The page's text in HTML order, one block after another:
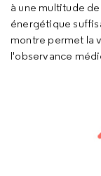
à une multitude
énergétique
montre permet la
l'observance